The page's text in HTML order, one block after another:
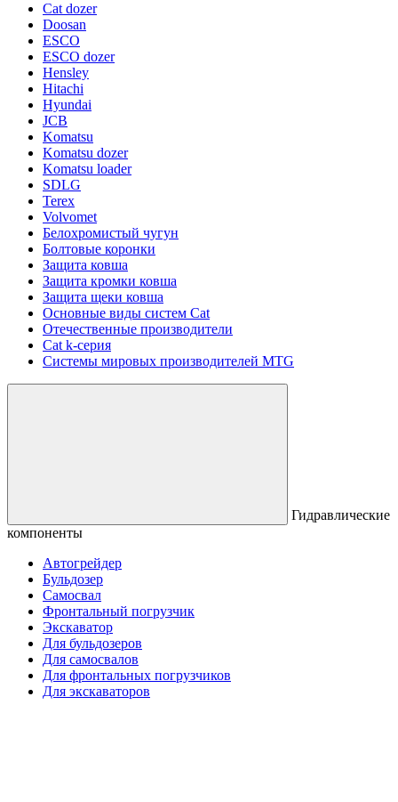
Cat dozer
Doosan
ESCO
ESCO dozer
Hensley
Hitachi
Hyundai
JCB
Komatsu
Komatsu dozer
Komatsu loader
SDLG
Terex
Volvomet
Белохромистый чугун
Болтовые коронки
Защита ковша
Защита кромки ковша
Защита щеки ковша
Основные виды систем Cat
Отечественные производители
Сat k-серия
Системы мировых производителей MTG
Гидравлические
компоненты
Автогрейдер
Бульдозер
Самосвал
Фронтальный погрузчик
Экскаватор
Для бульдозеров
Для самосвалов
Для фронтальных погрузчиков
Для экскаваторов